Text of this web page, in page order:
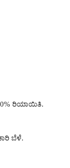
ರಿಯಾಯಿತಿ.
ಬೆಳೆ.